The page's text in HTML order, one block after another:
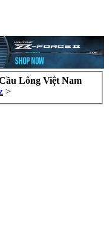
Lông Việt Nam
>